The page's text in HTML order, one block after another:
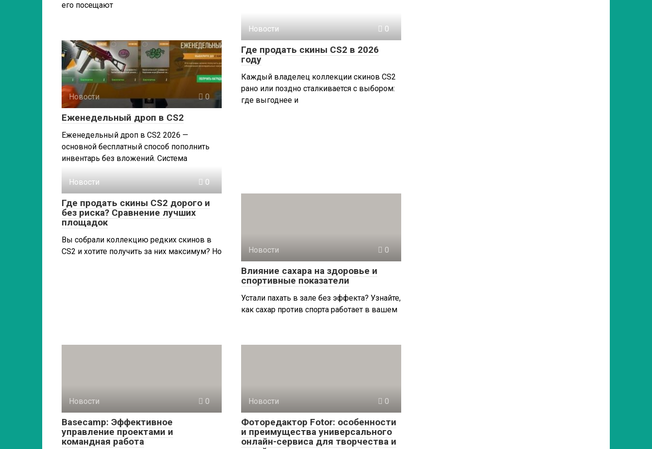
его посещают
Новости 0
Еженедельный дроп в CS2
Еженедельный дроп в CS2 2026 —
основной бесплатный способ пополнить
инвентарь без вложений. Система
Новости 0
Где продать скины CS2 в 2026
году
Каждый владелец коллекции скинов CS2
рано или поздно сталкивается с выбором:
где выгоднее и
Новости 0
Где продать скины CS2 дорого и
без риска? Сравнение лучших
площадок
Вы собрали коллекцию редких скинов в
CS2 и хотите получить за них максимум? Но
Новости 0
Влияние сахара на здоровье и
спортивные показатели
Устали пахать в зале без эффекта? Узнайте,
как сахар против спорта работает в вашем
Новости 0
Basecamp: Эффективное
управление проектами и
командная работа
Новости 0
Фоторедактор Fotor: особенности
и преимущества универсального
онлайн-сервиса для творчества и